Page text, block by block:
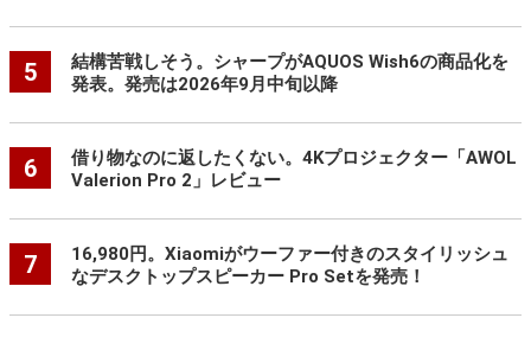
5
結構苦戦しそう。シャープがAQUOS Wish6の商品化を
発表。発売は2026年9月中旬以降
6
借り物なのに返したくない。4Kプロジェクター「AWOL
Valerion Pro 2」レビュー
7
16,980円。Xiaomiがウーファー付きのスタイリッシュ
なデスクトップスピーカー Pro Setを発売！